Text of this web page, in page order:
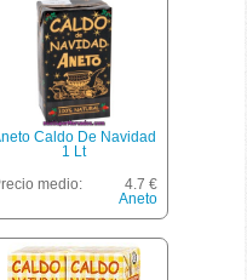
Caldo De Navidad
1 Lt
medio:
4.7 €
Aneto